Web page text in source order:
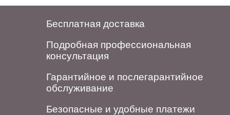
Бесплатная доставка
Подробная профессиональная
консультация
Гарантийное и послегарантийное
обслуживание
Безопасные и удобные платежи